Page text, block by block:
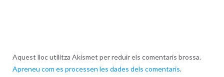
Aquest lloc utilitza Akismet per reduir els comentaris brossa.
Apreneu com es processen les dades dels comentaris.